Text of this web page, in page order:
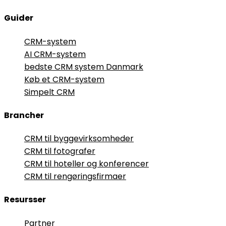
Guider
CRM-system
AI CRM-system
bedste CRM system Danmark
Køb et CRM-system
Simpelt CRM
Brancher
CRM til byggevirksomheder
CRM til fotografer
CRM til hoteller og konferencer
CRM til rengøringsfirmaer
Resursser
Partner